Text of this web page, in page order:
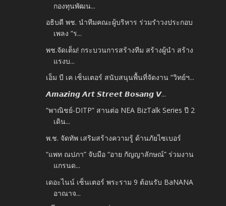
กองทุนพัฒน...
อธิบดี พช. นำทีมคณะผู้บริหาร ร่วมรำวงประกอบ
เพลง “ร...
พช.จัดเต็ม! กระบวนการสร้างทีม สร้างผู้นำ สร้าง
แรงบ...
เอ็ม บี เค เซ็นเตอร์ สนับสนุนพื้นที่จัดงาน “วิทย์ฯ...
𝘼𝙢𝙖𝙯𝙞𝙣𝙜 𝘼𝙧𝙩 𝙎𝙩𝙧𝙚𝙚𝙩 𝘽𝙤𝙨𝙖𝙣𝙜 𝙑...
“พาณิชย์-DITP” สานต่อ NEA BizTalk Series ปี 2
เดิน...
พ.ช. จัดทัพ เสริมสร้างความรู้ ด้านภัยไซเบอร์
“แพท ณปภา” จับมือ “อาย กัญญาลักษณ์” ร่วมงาน
แกรนด...
เดอะไนน์ เซ็นเตอร์ พระราม 9 ต้อนรับ BaNANA
อาณาจ...